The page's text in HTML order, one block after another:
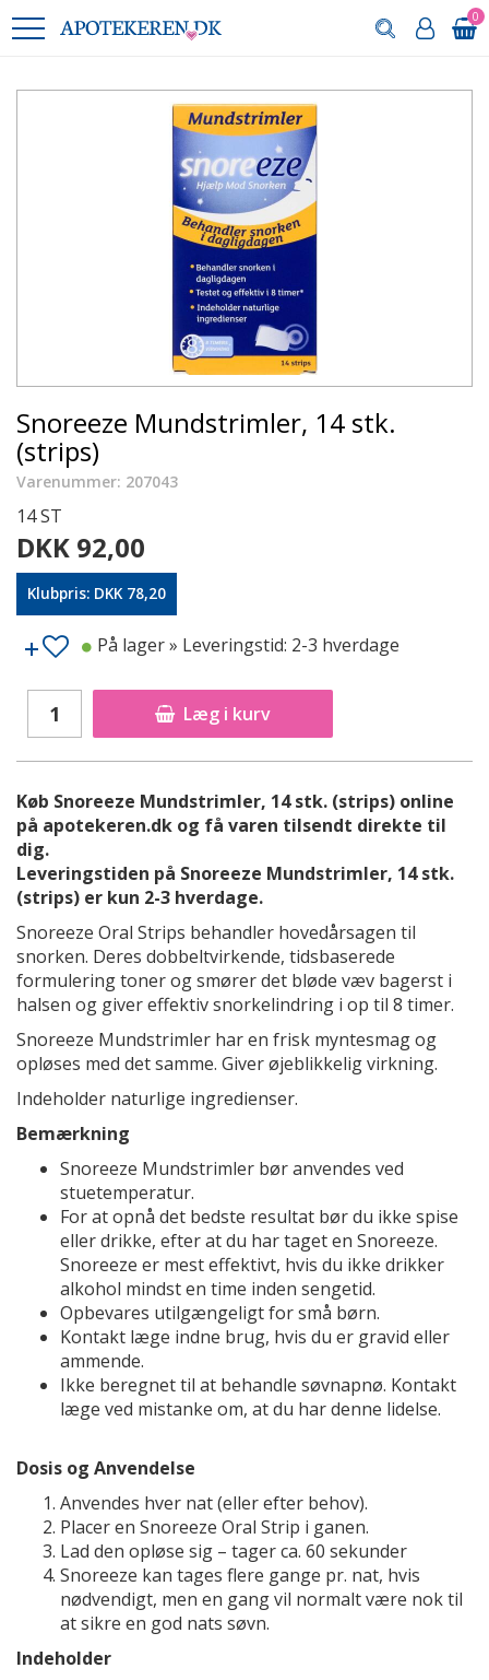
0
Snoreeze Mundstrimler, 14 stk.
(strips)
Varenummer: 207043
14 ST
DKK 92,00
Klubpris: DKK 78,20
Læg i kurv
På lager» Leveringstid: 2-3 hverdage
Køb Snoreeze Mundstrimler, 14 stk. (strips) online
på apotekeren.dk og få varen tilsendt direkte til
dig.
Leveringstiden på Snoreeze Mundstrimler, 14 stk.
(strips) er kun 2-3 hverdage.
Snoreeze Oral Strips behandler hovedårsagen til
snorken. Deres dobbeltvirkende, tidsbaserede
formulering toner og smører det bløde væv bagerst i
halsen og giver effektiv snorkelindring i op til 8 timer.
Snoreeze Mundstrimler har en frisk myntesmag og
opløses med det samme. Giver øjeblikkelig virkning.
Indeholder naturlige ingredienser.
Bemærkning
Snoreeze Mundstrimler bør anvendes ved
stuetemperatur.
For at opnå det bedste resultat bør du ikke spise
eller drikke, efter at du har taget en Snoreeze.
Snoreeze er mest effektivt, hvis du ikke drikker
alkohol mindst en time inden sengetid.
Opbevares utilgængeligt for små børn.
Kontakt læge indne brug, hvis du er gravid eller
ammende.
Ikke beregnet til at behandle søvnapnø. Kontakt
læge ved mistanke om, at du har denne lidelse.
Dosis og Anvendelse
Anvendes hver nat (eller efter behov).
Placer en Snoreeze Oral Strip i ganen.
Lad den opløse sig – tager ca. 60 sekunder
Snoreeze kan tages flere gange pr. nat, hvis
nødvendigt, men en gang vil normalt være nok til
at sikre en god nats søvn.
Indeholder